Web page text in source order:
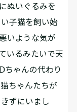
ぬいぐるみを
子猫を飼い始
いような気が
いるみたいで天
ちゃんの代わり
ちゃんたちが
ずにいまし